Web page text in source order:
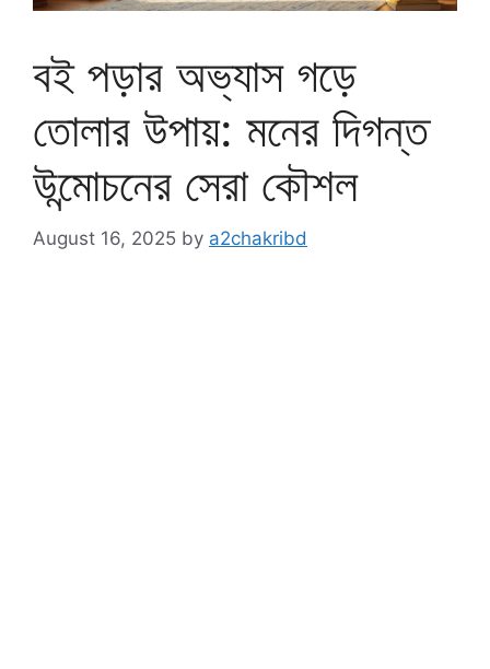
বই পড়ার অভ্যাস গড়ে
তোলার উপায়: মনের দিগন্ত
উন্মোচনের সেরা কৌশল
August 16, 2025 by a2chakribd